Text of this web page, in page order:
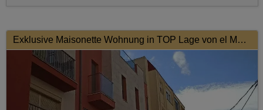
Exklusive Maisonette Wohnung in TOP Lage von el Molinar-Portitxol